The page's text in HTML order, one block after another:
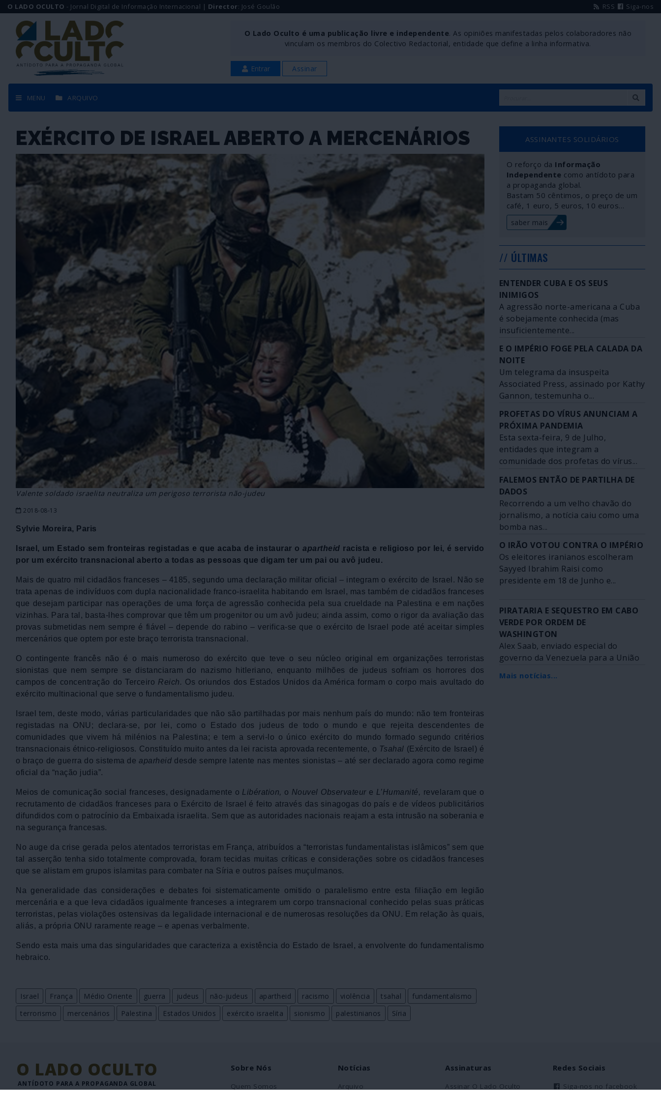
O LADO OCULTO - Jornal Digital de Informação Internacional | Director: José Goulão RSS Siga-nos
O Lado Oculto é uma publicação livre e independente. As opiniões manifestadas pelos colaboradores não
vinculam os membros do Colectivo Redactorial, entidade que define a linha informativa.
Entrar Assinar
MENU ARQUIVO
EXÉRCITO DE ISRAEL ABERTO A MERCENÁRIOS
Valente soldado israelita neutraliza um perigoso terrorista não-judeu
2018-08-13
Sylvie Moreira, Paris
Israel, um Estado sem fronteiras registadas e que acaba de instaurar oapartheid racista e religioso por lei, é servido
por um exército transnacional aberto a todas as pessoas que digam ter um pai ou avô judeu.
Mais de quatro mil cidadãos franceses – 4185, segundo uma declaração militar oficial – integram o exército de Israel. Não se
trata apenas de indivíduos com dupla nacionalidade franco-israelita habitando em Israel, mas também de cidadãos franceses
que desejam participar nas operações de uma força de agressão conhecida pela sua crueldade na Palestina e em nações
vizinhas. Para tal, basta-lhes comprovar que têm um progenitor ou um avô judeu; ainda assim, como o rigor da avaliação das
provas submetidas nem sempre é fiável – depende do rabino – verifica-se que o exército de Israel pode até aceitar simples
mercenários que optem por este braço terrorista transnacional.
O contingente francês não é o mais numeroso do exército que teve o seu núcleo original em organizações terroristas
sionistas que nem sempre se distanciaram do nazismo hitleriano, enquanto milhões de judeus sofriam os horrores dos
campos de concentração do Terceiro Reich. Os oriundos dos Estados Unidos da América formam o corpo mais avultado do
exército multinacional que serve o fundamentalismo judeu.
Israel tem, deste modo, várias particularidades que não são partilhadas por mais nenhum país do mundo: não tem fronteiras
registadas na ONU; declara-se, por lei, como o Estado dos judeus de todo o mundo e que rejeita descendentes de
comunidades que vivem há milénios na Palestina; e tem a servi-lo o único exército do mundo formado segundo critérios
transnacionais étnico-religiosos. Constituído muito antes da lei racista aprovada recentemente, o Tsahal (Exército de Israel) é
o braço de guerra do sistema de aparheid desde sempre latente nas mentes sionistas – até ser declarado agora como regime
oficial da “nação judia”.
Meios de comunicação social franceses, designadamente o Libération, o Nouvel Observateur e L’Humanité, revelaram que o
recrutamento de cidadãos franceses para o Exército de Israel é feito através das sinagogas do país e de vídeos publicitários
difundidos com o patrocínio da Embaixada israelita. Sem que as autoridades nacionais reajam a esta intrusão na soberania e
na segurança francesas.
No auge da crise gerada pelos atentados terroristas em França, atribuídos a “terroristas fundamentalistas islâmicos” sem que
tal asserção tenha sido totalmente comprovada, foram tecidas muitas críticas e considerações sobre os cidadãos franceses
que se alistam em grupos islamitas para combater na Síria e outros países muçulmanos.
Na generalidade das considerações e debates foi sistematicamente omitido o paralelismo entre esta filiação em legião
mercenária e a que leva cidadãos igualmente franceses a integrarem um corpo transnacional conhecido pelas suas práticas
terroristas, pelas violações ostensivas da legalidade internacional e de numerosas resoluções da ONU. Em relação às quais,
aliás, a própria ONU raramente reage – e apenas verbalmente.
Sendo esta mais uma das singularidades que caracteriza a existência do Estado de Israel, a envolvente do fundamentalismo
hebraico.
Israel França Médio Oriente guerra judeus não-judeus apartheid racismo violência tsahal
fundamentalismo
terrorismo
mercenários Palestina Estados Unidos exército israelita sionismo palestinianos Síria
ASSINANTES SOLIDÁRIOS
O reforço da Informação
Independente como antídoto para
a propaganda global.
Bastam 50 cêntimos, o preço de um
café, 1 euro, 5 euros, 10 euros…
saber mais
// ÚLTIMAS
ENTENDER CUBA E OS SEUS
INIMIGOS
A agressão norte-americana a Cuba
é sobejamente conhecida (mas
insuficientemente...
E O IMPÉRIO FOGE PELA CALADA DA
NOITE
Um telegrama da insuspeita
Associated Press, assinado por Kathy
Gannon, testemunha o...
PROFETAS DO VÍRUS ANUNCIAM A
PRÓXIMA PANDEMIA
Esta sexta-feira, 9 de Julho,
entidades que integram a
comunidade dos profetas do vírus...
FALEMOS ENTÃO DE PARTILHA DE
DADOS
Recorrendo a um velho chavão do
jornalismo, a notícia caiu como uma
bomba nas...
O IRÃO VOTOU CONTRA O IMPÉRIO
Os eleitores iranianos escolheram
Sayyed Ibrahim Raisi como
presidente em 18 de Junho e...
PIRATARIA E SEQUESTRO EM CABO
VERDE POR ORDEM DE
WASHINGTON
Alex Saab, enviado especial do
governo da Venezuela para a União
Mais notícias...
O LADO OCULTO
ANTÍDOTO PARA A PROPAGANDA GLOBAL
Sobre Nós
Quem Somos
Notícias
Arquivo
Assinaturas
Assinar O Lado Oculto
Redes Sociais
Siga-nos no facebook